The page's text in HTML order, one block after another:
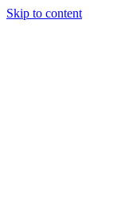
Skip to content